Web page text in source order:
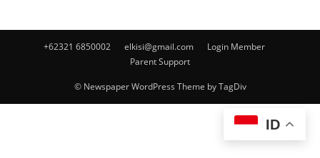
+62321 6850002 elkisi@gmail.com
Login Member
Parent Support
© Newspaper WordPress Theme by TagDiv
ID